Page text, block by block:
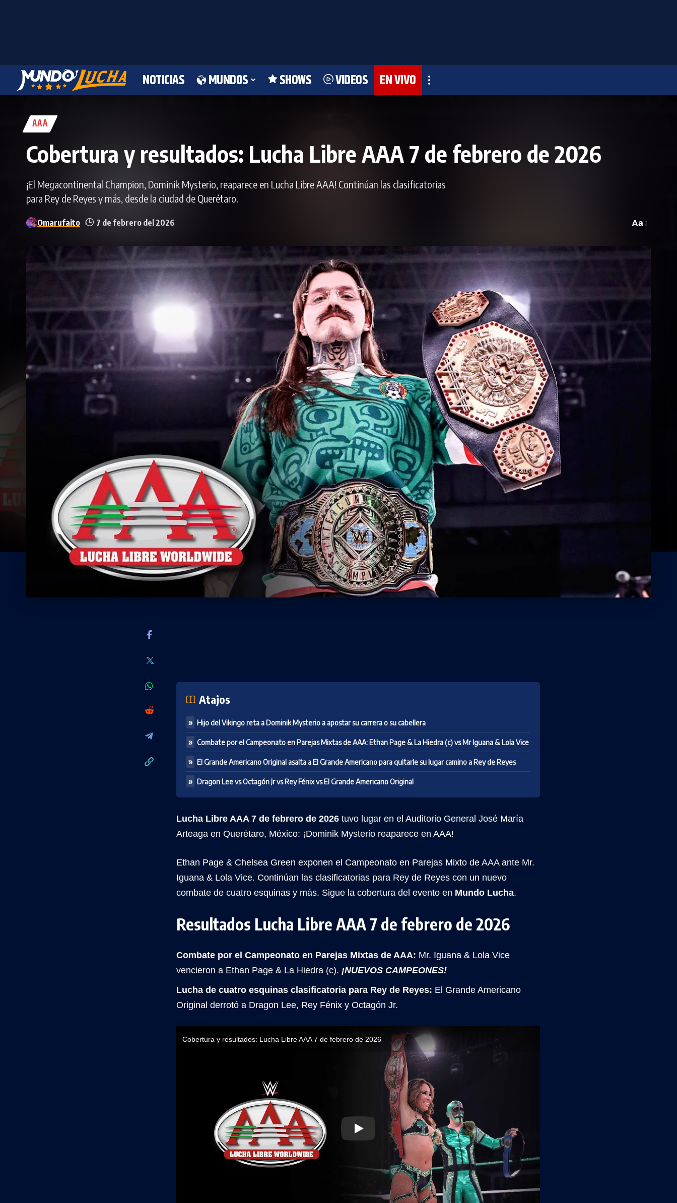
NOTICIAS MUNDOS SHOWS VIDEOS EN VIVO
AAA
Cobertura y resultados: Lucha Libre AAA 7 de febrero de 2026
¡El Megacontinental Champion, Dominik Mysterio, reaparece en Lucha Libre AAA! Continúan las clasificatorias
para Rey de Reyes y más, desde la ciudad de Querétaro.
Omarufaito 7 de febrero del 2026 Aa
Atajos
Hijo del Vikingo reta a Dominik Mysterio a apostar su carrera o su cabellera
Combate por el Campeonato en Parejas Mixtas de AAA: Ethan Page & La Hiedra (c) vs Mr Iguana & Lola Vice
El Grande Americano Original asalta a El Grande Americano para quitarle su lugar camino a Rey de Reyes
Dragon Lee vs Octagón Jr vs Rey Fénix vs El Grande Americano Original
Lucha Libre AAA 7 de febrero de 2026 tuvo lugar en el Auditorio General José María
Arteaga en Querétaro, México: ¡Dominik Mysterio reaparece en AAA!
Ethan Page & Chelsea Green exponen el Campeonato en Parejas Mixto de AAA ante Mr.
Iguana & Lola Vice. Continúan las clasificatorias para Rey de Reyes con un nuevo
combate de cuatro esquinas y más. Sigue la cobertura del evento en Mundo Lucha.
Resultados Lucha Libre AAA 7 de febrero de 2026
Combate por el Campeonato en Parejas Mixtas de AAA: Mr. Iguana & Lola Vice
vencieron a Ethan Page & La Hiedra (c). ¡NUEVOS CAMPEONES!
Lucha de cuatro esquinas clasificatoria para Rey de Reyes: El Grande Americano
Original derrotó a Dragon Lee, Rey Fénix y Octagón Jr.
Cobertura y resultados: Lucha Libre AAA 7 de febrero de 2026